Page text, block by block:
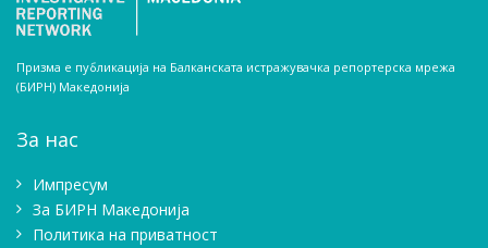
Призма е публикација на Балканската истражувачка репортерска мрежа
(БИРН) Македонија
За нас
Импресум
Зa БИРН Македонија
Политика на приватност